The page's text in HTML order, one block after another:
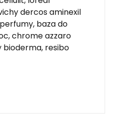
dercos aminexil
baza do
chrome azzaro
bioderma, resibo